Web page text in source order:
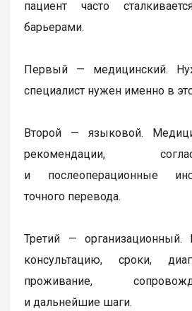
пациент часто
барьерами.
Первый — медицинский.
специалист нужен именно в
Второй — языковой.
рекомендации,
и послеоперационные
точного перевода.
Третий — организационный.
консультацию, сроки,
проживание,
и дальнейшие шаги.